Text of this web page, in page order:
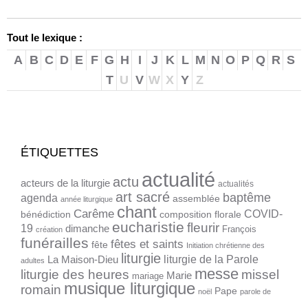
Tout le lexique :
A B C D E F G H I J K L M N O P Q R S
T U V W X Y Z
ÉTIQUETTES
acteurs de la liturgie actu actualité actualités
agenda année liturgique art sacré assemblée baptême
bénédiction Carême chant composition florale COVID-
19 création dimanche eucharistie fleurir François
funérailles fête fêtes et saints
Initiation chrétienne des
adultes La Maison-Dieu liturgie liturgie de la Parole
liturgie des heures mariage Marie messe missel
romain musique liturgique noël Pape parole de